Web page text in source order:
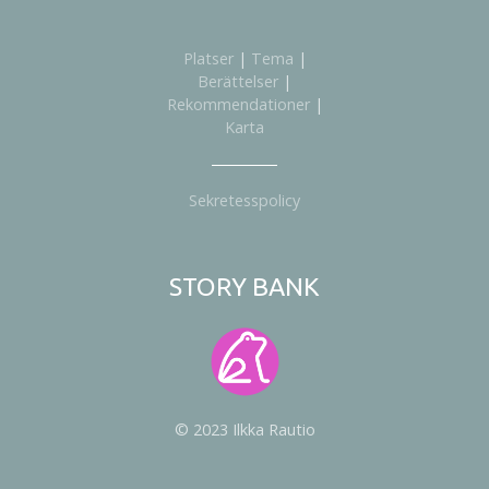
Platser| Tema |
Berättelser |
Rekommendationer|
Karta
Sekretesspolicy
STORY BANK
© 2023 Ilkka Rautio